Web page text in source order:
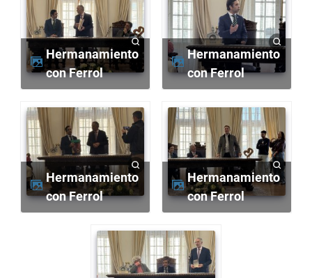
Hermanamiento
con Ferrol
Hermanamiento
con Ferrol
Hermanamiento
con Ferrol
Hermanamiento
con Ferrol